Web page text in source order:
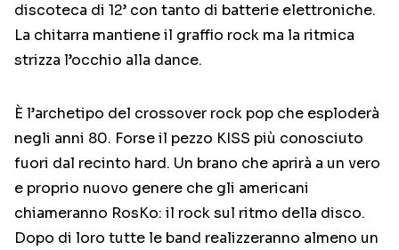
discoteca di 12’ con tanto di batterie elettroniche.
La chitarra mantiene il graffio rock ma la ritmica
strizza l’occhio alla dance.
È l’archetipo del crossover rock pop che esploderà
negli anni 80. Forse il pezzo KISS più conosciuto
fuori dal recinto hard. Un brano che aprirà a un vero
e proprio nuovo genere che gli americani
chiameranno RosKo: il rock sul ritmo della disco.
Dopo di loro tutte le band realizzeranno almeno un